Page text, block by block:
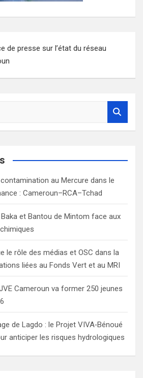
de presse sur l’état du réseau
au Mercure dans le
: Cameroun–RCA–Tchad
et Bantou de Mintom face aux
le rôle des médias et OSC dans la
liées au Fonds Vert et au MRI
Cameroun va former 250 jeunes
de Lagdo : le Projet VIVA‑Bénoué
anticiper les risques hydrologiques